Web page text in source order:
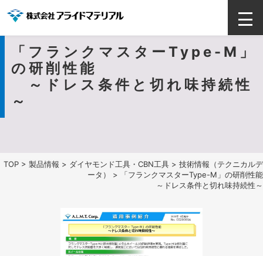
「フランクマスターType-M」
の研削性能
～ドレス条件と切れ味持続性
～
TOP > 製品情報 > ダイヤモンド工具・CBN工具 > 技術情報（テクニカルデ
ータ）
> 「フランクマスターType-M」の研削性能
～ドレス条件と切れ味持続性～